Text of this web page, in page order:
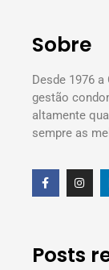
Sobre
Desde 1976
gestão
altamente
sempre as
Posts